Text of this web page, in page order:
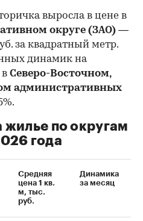
выросла в цене в
округе (ЗАО) —
за квадратный метр.
динамик на
Северо-Восточном,
административных
по округам
года
Средняя
цена 1 кв.
м, тыс.
руб.
Динамика
за месяц